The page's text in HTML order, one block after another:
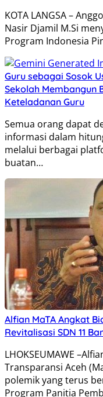
KOTA LANGSA –
Nasir Djamil M.Si
Program Indonesia
Guru sebagai Sosok
Sekolah Membangun
Keteladanan Guru
Semua orang dapat
informasi dalam
melalui berbagai
buatan…
Alfian MaTA Angkat
Revitalisasi SDN 11
LHOKSEUMAWE
Transparansi Aceh
polemik yang terus
Program Panitia